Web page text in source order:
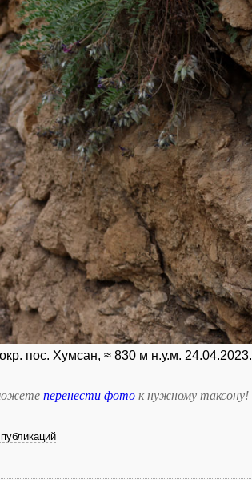
пос. Хумсан, ≈ 830 м н.у.м. 24.04.2023.
перенести фото к нужному таксону!